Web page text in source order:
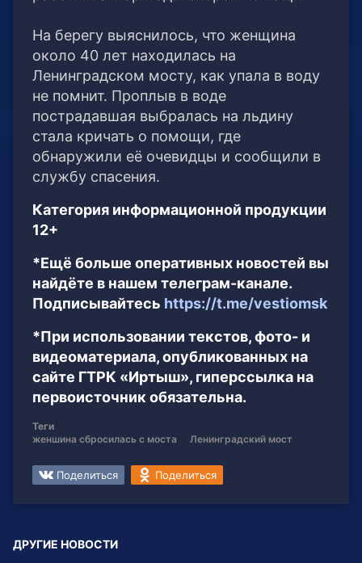
На берегу выяснилось, что женщина
около 40 лет находилась на
Ленинградском мосту, как упала в воду
не помнит. Проплыв в воде
пострадавшая выбралась на льдину
стала кричать о помощи, где
обнаружили её очевидцы и сообщили в
службу спасения.
Категория информационной продукции
12+
*Ещё больше оперативных новостей вы
найдёте в нашем телеграм-канале.
Подписывайтесь https://t.me/vestiomsk
*При использовании текстов, фото- и
видеоматериала, опубликованных на
сайте ГТРК «Иртыш», гиперссылка на
первоисточник обязательна.
Теги
женшина сбросилась с моста
Ленинградский мост
Поделиться Поделиться
ДРУГИЕ НОВОСТИ